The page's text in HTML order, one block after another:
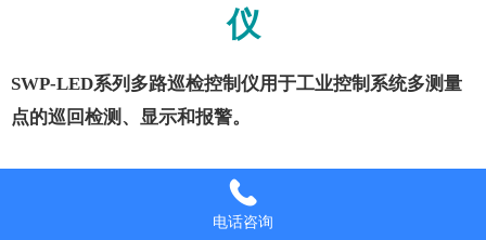
仪
SWP-LED系列多路巡检控制仪用于工业控制系统多测量
点的巡回检测、显示和报警。
电话咨询